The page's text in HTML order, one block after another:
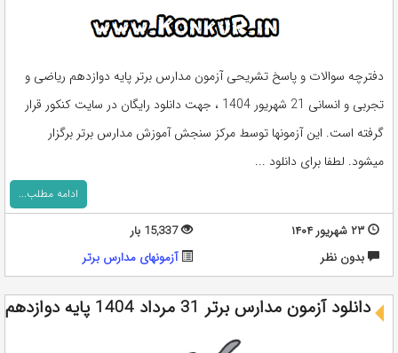
دفترچه سوالات و پاسخ تشریحی آزمون مدارس برتر پایه دوازدهم ریاضی و
تجربی و انسانی 21 شهریور 1404 ، جهت دانلود رایگان در سایت کنکور قرار
گرفته است. این آزمونها توسط مرکز سنجش آموزش مدارس برتر برگزار
میشود. لطفا برای دانلود ...
ادامه مطلب...
۲۳ شهریور ۱۴۰۴
15,337 بار
بدون نظر
آزمونهای مدارس برتر
دانلود آزمون مدارس برتر 31 مرداد 1404 پایه دوازدهم